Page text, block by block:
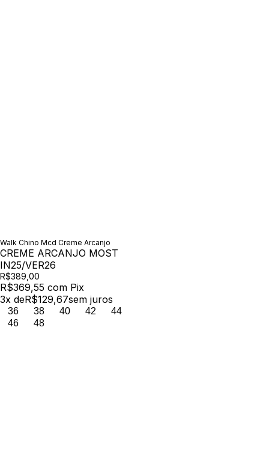
Walk Chino Mcd Creme Arcanjo
CREME ARCANJO MOST
IN25/VER26
R$389,00
R$369,55 com Pix
3x deR$129,67sem juros
36 38 40 42
44
46
48